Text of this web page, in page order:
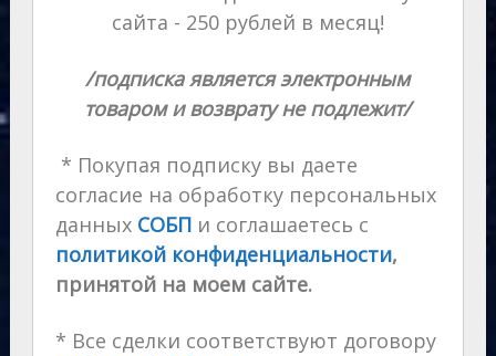
сайта - 250 рублей в месяц!
/подписка является электронным
товаром и возврату не подлежит/
* Покупая подписку вы даете
согласие на обработку персональных
данных СОБП и соглашаетесь с
политикой конфиденциальности,
принятой на моем сайте.
* Все сделки соответствуют договору